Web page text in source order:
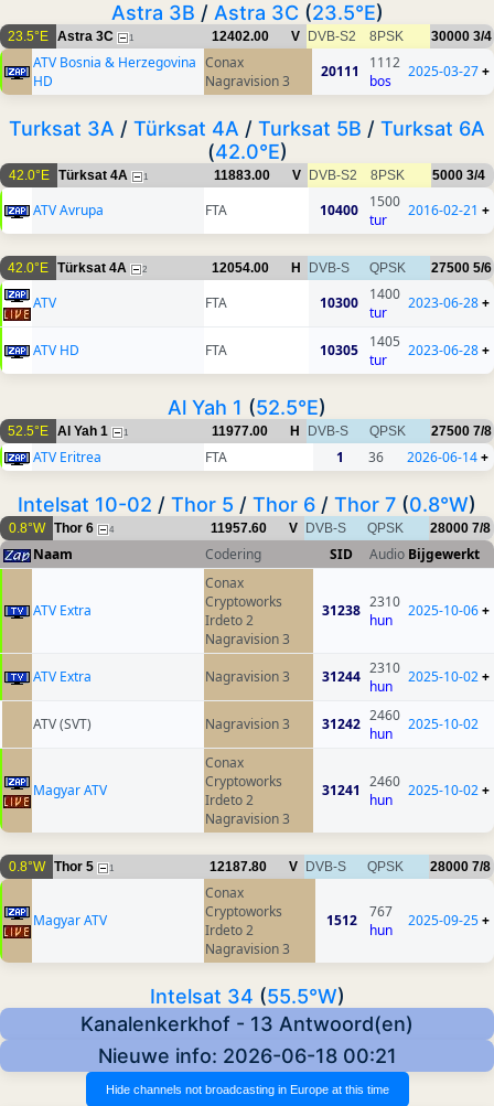
Astra 3B / Astra 3C (23.5°E)
23.5°E Astra 3C 1 12402.00 V DVB-S2 8PSK 30000 3/4
ATV Bosnia & Herzegovina
HD
Conax
Nagravision 3
20111
1112
bos
2025-03-27+
Turksat 3A / Türksat 4A / Turksat 5B / Turksat 6A
(42.0°E)
42.0°E Türksat 4A 1 11883.00 V DVB-S2 8PSK 5000 3/4
ATV Avrupa FTA 10400
1500
tur
2016-02-21 +
42.0°E Türksat 4A 2 12054.00 H DVB-S QPSK 27500 5/6
ATV FTA 10300
1400
tur
2023-06-28+
ATV HD FTA 10305
1405
tur
2023-06-28+
Al Yah 1 (52.5°E)
52.5°E Al Yah 1 1 11977.00 H DVB-S QPSK 27500 7/8
ATV Eritrea FTA 1 36 2026-06-14+
Intelsat 10-02 / Thor 5 / Thor 6 / Thor 7 (0.8°W)
0.8°W Thor 6 4 11957.60 V DVB-S QPSK 28000 7/8
Naam Codering SID Audio Bijgewerkt
ATV Extra
Conax
Cryptoworks
Irdeto 2
Nagravision 3
31238 2310
hun
2025-10-06+
ATV Extra Nagravision 3 31244 2310
hun
2025-10-02+
ATV (SVT) Nagravision 3 31242 2460
hun
2025-10-02
Magyar ATV
Conax
Cryptoworks
Irdeto 2
Nagravision 3
31241 2460
hun
2025-10-02+
0.8°W Thor 5 1 12187.80 V DVB-S QPSK 28000 7/8
Magyar ATV
Conax
Cryptoworks
Irdeto 2
Nagravision 3
1512
767
hun
2025-09-25+
Intelsat 34 (55.5°W)
Kanalenkerkhof - 13 Antwoord(en)
Nieuwe info: 2026-06-18 00:21